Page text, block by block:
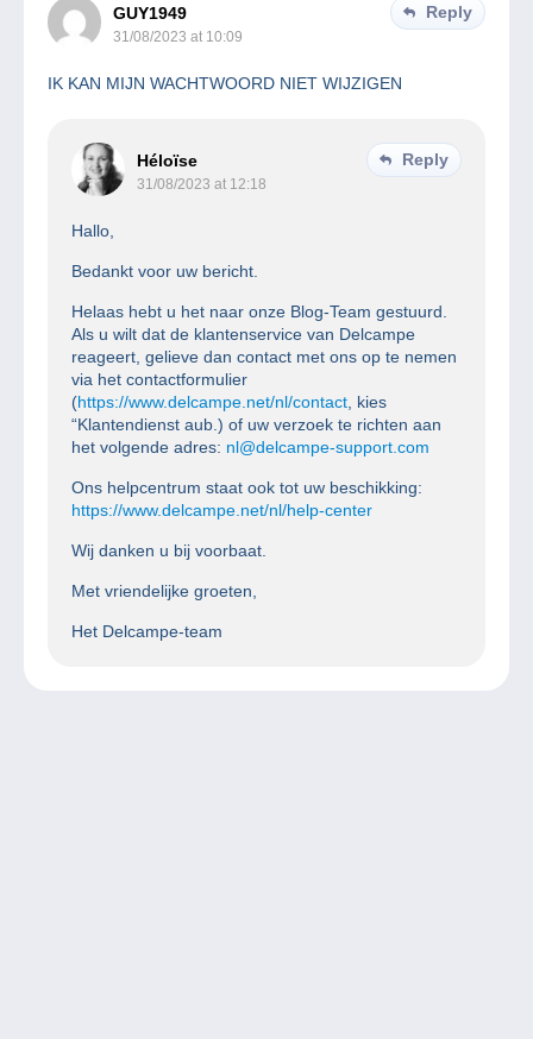
GUY1949
31/08/2023 at 10:09
Reply
IK KAN MIJN WACHTWOORD NIET WIJZIGEN
Héloïse
31/08/2023 at 12:18
Reply
Hallo,
Bedankt voor uw bericht.
Helaas hebt u het naar onze Blog-Team gestuurd.
Als u wilt dat de klantenservice van Delcampe
reageert, gelieve dan contact met ons op te nemen
via het contactformulier
(https://www.delcampe.net/nl/contact , kies
“Klantendienst aub.) of uw verzoek te richten aan
het volgende adres: nl@delcampe-support.com
Ons helpcentrum staat ook tot uw beschikking:
https://www.delcampe.net/nl/help-center
Wij danken u bij voorbaat.
Met vriendelijke groeten,
Het Delcampe-team